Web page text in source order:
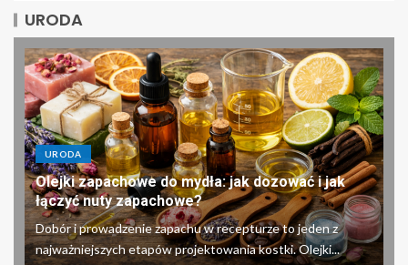
URODA
URODA
Olejki zapachowe do mydła: jak dozować i jak
łączyć nuty zapachowe?
Dobór i prowadzenie zapachu w recepturze to jeden z
najważniejszych etapów projektowania kostki. Olejki...